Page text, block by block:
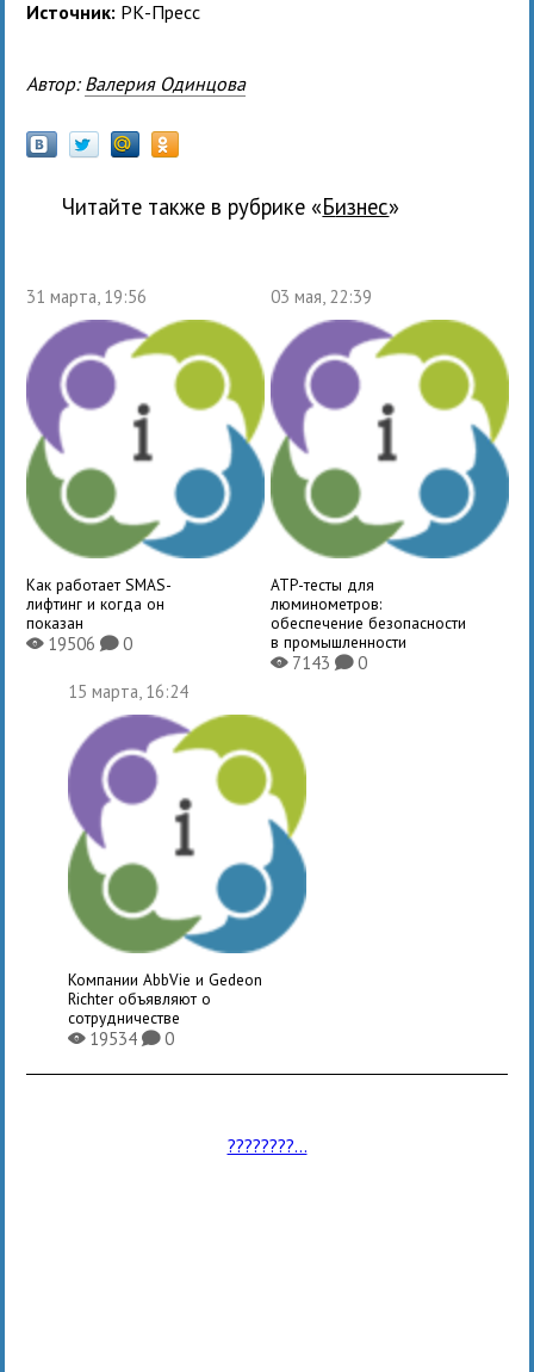
Источник: РК-Пресс
Автор: Валерия Одинцова
Читайте также в рубрике « бизнес»
31 марта, 19:56
Как работает SMAS-
лифтинг и когда он
показан
X19506K0
03 мая, 22:39
ATP-тесты для
люминометров:
обеспечение безопасности
в промышленности
X7143 K0
15 марта, 16:24
Компании AbbVie и Gedeon
Richter объявляют о
сотрудничестве
X19534K0
????????...